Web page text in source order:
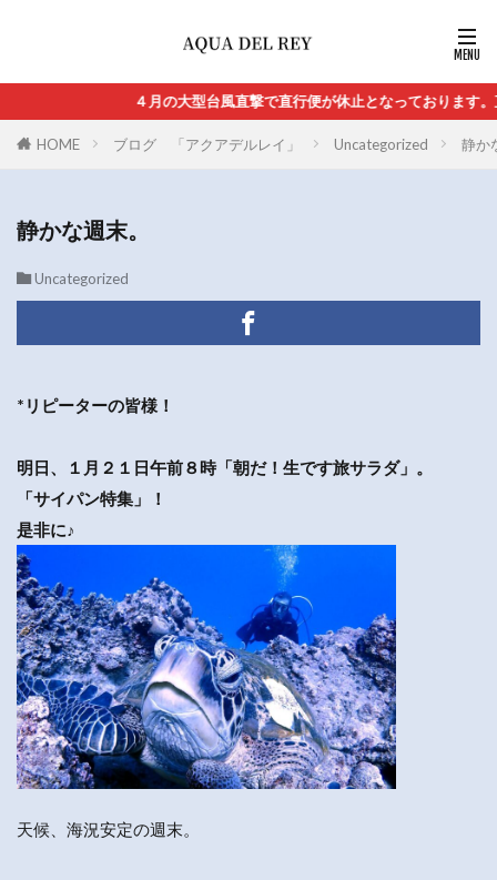
４月の大型台風直撃で直行便が休止となっております。
HOME ブログ 「アクアデルレイ」 Uncategorized 静か
静かな週末。
Uncategorized
*リピーターの皆様！
明日、１月２１日午前８時「朝だ！生です旅サラダ」。
「サイパン特集」！
是非に♪
天候、海況安定の週末。